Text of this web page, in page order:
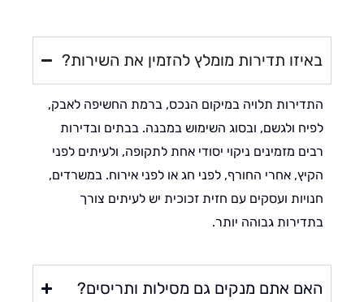
תדירות מומלץ להזמין את השירות?
תלויה במיקום הנכס, ברמת החשיפה לאבק,
ולגשם, ובסוג השימוש במבנה. בבתים ובדירות
מזמינים ניקוי יסודי אחת לתקופה, ולעיתים לפני
אחרי החורף, לפני חג או לפני אירוח. במשרדים,
ועסקים עם חזית זכוכית יש לעיתים צורך
גבוהה יותר.
אתם מנקים גם מסילות ותריסים?